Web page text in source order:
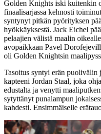
Golden Knights iski kuitenkin
finaalisarjassa kehnosti
syntynyt pitkän pyörityksen
hyökkäyksestä. Jack Eichel
pelaajien välistä maalin
avopaikkaan Pavel
oli Golden Knightsin
Tasoitus syntyi erän puolivälin
kapteeni Jordan Staal, joka
edustalta ja venytti
sytyttänyt punalampun
kahdesti. Ensimmäiselle